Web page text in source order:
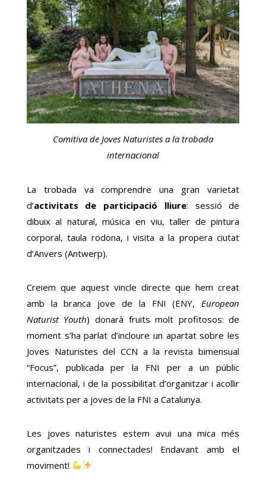
Comitiva de Joves Naturistes a la trobada
internacional
La trobada va comprendre una gran varietat
d’activitats de participació lliure: sessió de
dibuix al natural, música en viu, taller de pintura
corporal, taula rodona, i visita a la propera ciutat
d’Anvers (Antwerp).
Creiem que aquest vincle directe que hem creat
amb la branca jove de la FNI (ENY, European
Naturist Youth) donarà fruits molt profitosos: de
moment s’ha parlat d’incloure un apartat sobre les
Joves Naturistes del CCN a la revista bimensual
“Focus”, publicada per la FNI per a un públic
internacional, i de la possibilitat d’organitzar i acollir
activitats per a joves de la FNI a Catalunya.
Les joves naturistes estem avui una mica més
organitzades i connectades! Endavant amb el
moviment!